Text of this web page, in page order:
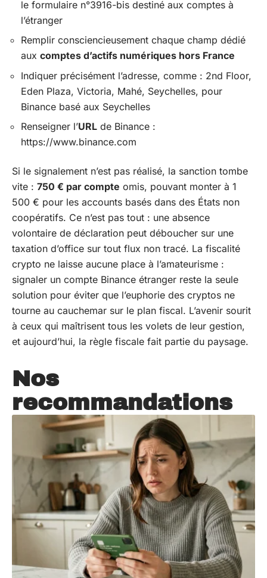
le formulaire n°3916-bis destiné aux comptes à
l’étranger
Remplir consciencieusement chaque champ dédié
aux comptes d’actifs numériques hors France
Indiquer précisément l’adresse, comme : 2nd Floor,
Eden Plaza, Victoria, Mahé, Seychelles, pour
Binance basé aux Seychelles
Renseigner l’URL de Binance :
https://www.binance.com
Si le signalement n’est pas réalisé, la sanction tombe
vite : 750 € par compte omis, pouvant monter à 1
500 € pour les accounts basés dans des États non
coopératifs. Ce n’est pas tout : une absence
volontaire de déclaration peut déboucher sur une
taxation d’office sur tout flux non tracé. La fiscalité
crypto ne laisse aucune place à l’amateurisme :
signaler un compte Binance étranger reste la seule
solution pour éviter que l’euphorie des cryptos ne
tourne au cauchemar sur le plan fiscal. L’avenir sourit
à ceux qui maîtrisent tous les volets de leur gestion,
et aujourd’hui, la règle fiscale fait partie du paysage.
Nos
recommandations